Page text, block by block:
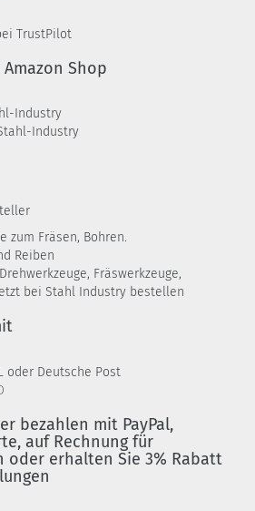
Shop
bezahlen mit PayPal,
auf Rechnung für
oder erhalten Sie 3% Rabatt